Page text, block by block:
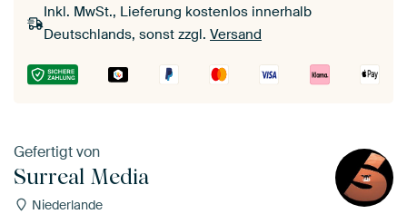
Inkl. MwSt., Lieferung kostenlos innerhalb
Deutschlands, sonst zzgl. Versand
Gefertigt von
Surreal Media
Niederlande